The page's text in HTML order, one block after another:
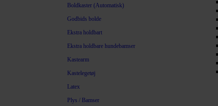
Boldkaster (Automatisk)
Godbids bolde
Ekstra holdbart
Ekstra holdbare hundebamser
Kastearm
Kastelegetøj
Latex
Plys / Bamser